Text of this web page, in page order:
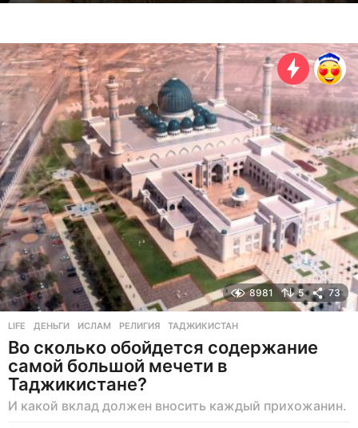
е
ц
а
н
а
з
а
д
8981 5 73
LIFE ДЕНЬГИ ,ИСЛАМ ,РЕЛИГИЯ ,ТАДЖИКИСТАН
Во сколько обойдется содержание
самой большой мечети в
Таджикистане?
И какой вклад должен вносить каждый прихожанин.